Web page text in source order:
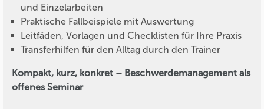
und Einzelarbeiten
Praktische Fallbeispiele mit Auswertung
Leitfäden, Vorlagen und Checklisten für Ihre Praxis
Transferhilfen für den Alltag durch den Trainer
Kompakt, kurz, konkret – Beschwerdemanagement als
offenes Seminar